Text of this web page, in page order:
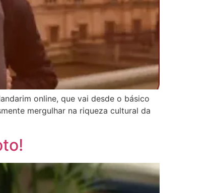
online, que vai desde o básico
mergulhar na riqueza cultural da